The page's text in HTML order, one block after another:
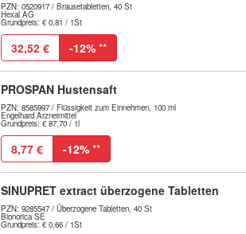
PZN: 0520917 / Brausetabletten, 40 St
Hexal AG
Grundpreis: € 0,81 / 1St
32,52 € -12% **
PROSPAN Hustensaft
PZN: 8585997 / Flüssigkeit zum Einnehmen, 100 ml
Engelhard Arzneimittel
Grundpreis: € 87,70 / 1l
8,77 € -12% **
SINUPRET extract überzogene Tabletten
PZN: 9285547 / Überzogene Tabletten, 40 St
Bionorica SE
Grundpreis: € 0,66 / 1St